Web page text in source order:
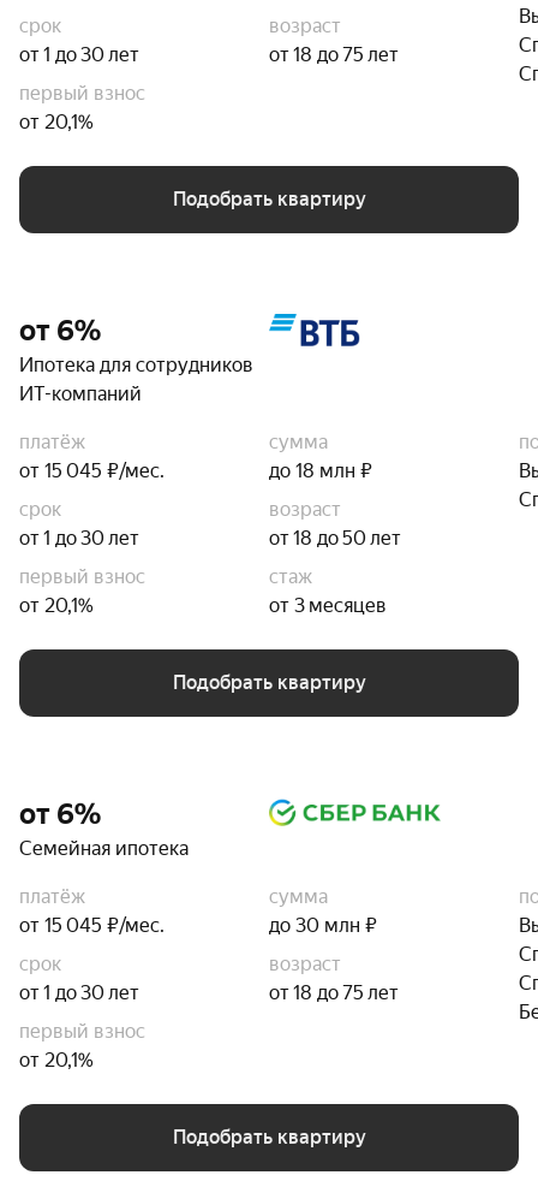
срок
от 1 до 30 лет
возраст
от 18 до 75 лет
первый взнос
от 20,1%
Подобрать квартиру
от 6%
Ипотека для сотрудников
ИТ-компаний
платёж
от 15 045 ₽/мес.
сумма
до 18 млн ₽
срок
от 1 до 30 лет
возраст
от 18 до 50 лет
первый взнос
от 20,1%
стаж
от 3 месяцев
Подобрать квартиру
от 6%
Семейная ипотека
платёж
от 15 045 ₽/мес.
сумма
до 30 млн ₽
срок
от 1 до 30 лет
возраст
от 18 до 75 лет
первый взнос
от 20,1%
Подобрать квартиру